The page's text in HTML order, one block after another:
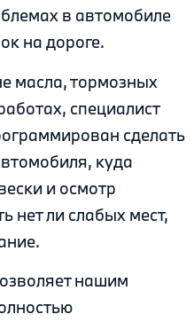
в автомобиле
на дороге.
масла, тормозных
специалист
сделать
куда
и осмотр
нет ли слабых мест,
нашим